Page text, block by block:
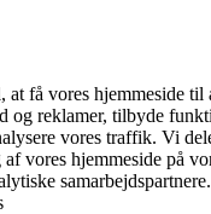
at få vores hjemmeside til
og reklamer, tilbyde
vores traffik. Vi
vores hjemmeside på
samarbejdspartnere.